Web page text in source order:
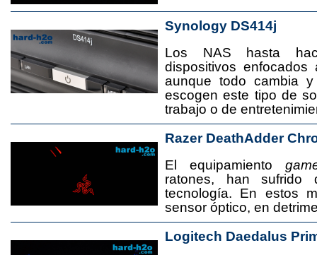
Synology DS414j
Los NAS hasta
dispositivos
aunque todo cambia
escogen este tipo de
trabajo o de
Razer DeathAdder
El equipamiento
ratones, han sufrido
tecnología. En estos
sensor óptico, en
Logitech Daedalus